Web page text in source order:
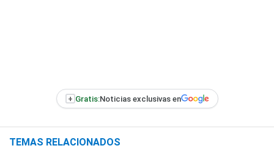
+ Gratis:Noticias exclusivas en
TEMAS RELACIONADOS